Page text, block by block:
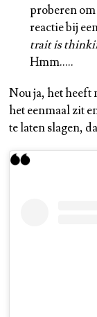
proberen om
reactie bij
trait is
Hmm…..
Nou ja, het heeft
het eenmaal zit
te laten slagen,